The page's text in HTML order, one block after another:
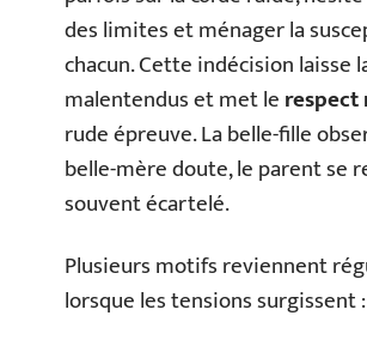
des limites et ménager la
chacun. Cette indécision laisse
malentendus et met le
rude épreuve. La belle-fille
belle-mère doute, le parent se
souvent écartelé.
Plusieurs motifs reviennent
lorsque les tensions surgissent :